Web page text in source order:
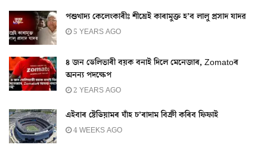
পশুখাদ্য কেলেংকাৰীঃ শীঘ্ৰেই কাৰামুক্ত হ’ব লালু প্ৰসাদ যাদৱ
5 YEARS AGO
৪ জন ডেলিভাৰী বয়ক বনাই দিলে মেনেজাৰ, Zomatoৰ
অনন্য পদক্ষেপ
2 YEARS AGO
এইবাৰ ষ্টেডিয়ামৰ ঘাঁহ চ’ৰাদাম বিক্ৰী কৰিব ফিফাই
4 WEEKS AGO